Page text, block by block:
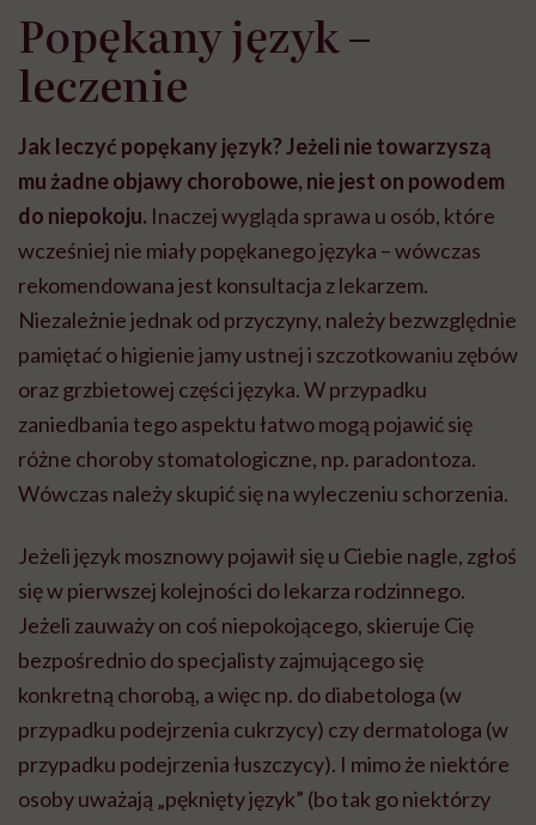
Popękany język –
leczenie
Jak leczyć popękany język? Jeżeli nie towarzyszą
mu żadne objawy chorobowe, nie jest on powodem
do niepokoju. Inaczej wygląda sprawa u osób, które
wcześniej nie miały popękanego języka – wówczas
rekomendowana jest konsultacja z lekarzem.
Niezależnie jednak od przyczyny, należy bezwzględnie
pamiętać o higienie jamy ustnej i szczotkowaniu zębów
oraz grzbietowej części języka. W przypadku
zaniedbania tego aspektu łatwo mogą pojawić się
różne choroby stomatologiczne, np. paradontoza.
Wówczas należy skupić się na wyleczeniu schorzenia.
Jeżeli język mosznowy pojawił się u Ciebie nagle, zgłoś
się w pierwszej kolejności do lekarza rodzinnego.
Jeżeli zauważy on coś niepokojącego, skieruje Cię
bezpośrednio do specjalisty zajmującego się
konkretną chorobą, a więc np. do diabetologa (w
przypadku podejrzenia cukrzycy) czy dermatologa (w
przypadku podejrzenia łuszczycy). I mimo że niektóre
osoby uważają „pęknięty język” (bo tak go niektórzy